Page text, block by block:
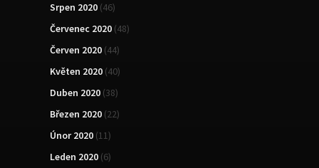
Srpen 2020 (46)
Červenec 2020 (48)
Červen 2020 (44)
Květen 2020 (40)
Duben 2020 (38)
Březen 2020 (22)
Únor 2020 (11)
Leden 2020 (6)